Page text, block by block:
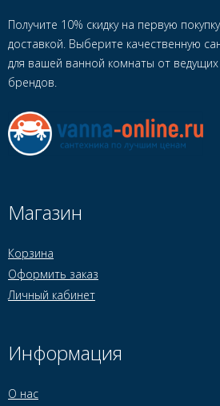
Получите 10% скидку на первую
доставкой. Выберите качественную
для вашей ванной комнаты от
брендов.
Магазин
Корзина
Оформить заказ
Личный кабинет
Информация
О нас